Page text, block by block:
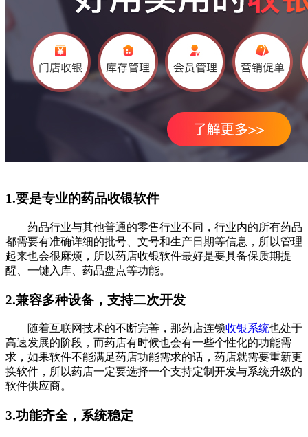
1.要是专业的药品收银软件
药品行业与其他普通的零售行业不同，行业内的所有药品
都需要有准确详细的批号、文号和生产日期等信息，所以管理
起来也会很麻烦，所以药店收银软件最好是要具备保质期提
醒、一键入库、药品盘点等功能。
2.兼容多种设备，支持二次开发
随着互联网技术的不断完善，那药店连锁收银系统也处于
高速发展的阶段，而药店有时候也会有一些个性化的功能需
求，如果软件不能满足药店功能需求的话，药店就需要重新更
换软件，所以药店一定要选择一个支持定制开发与系统升级的
软件供应商。
3.功能齐全，系统稳定